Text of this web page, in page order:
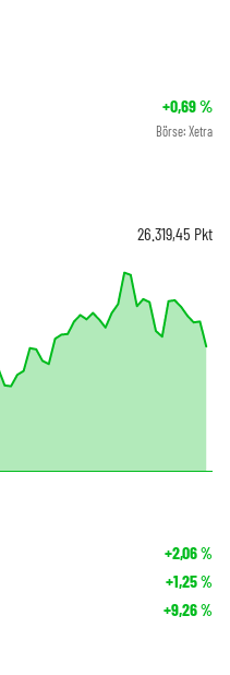
+0,69%
Börse: Xetra
26.319,45 Pkt
+2,06%
+1,25%
+9,26%